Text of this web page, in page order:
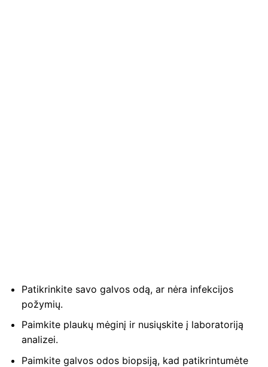
Patikrinkite savo galvos odą, ar nėra infekcijos
požymių.
Paimkite plaukų mėginį ir nusiųskite į laboratoriją
analizei.
Paimkite galvos odos biopsiją, kad patikrintumėte